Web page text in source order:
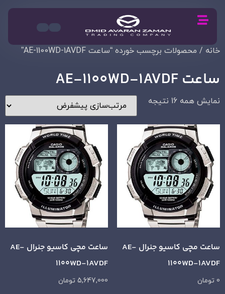
خانه / محصولات برچسب خورده “ساعت AE-1100WD-1AVDF”
ساعت AE-1100WD-1AVDF
نمایش همه 16 نتیجه
ساعت مچی کاسیو جنرال AE-
1100WD-1AVDF
0 تومان
ساعت مچی کاسیو جنرال AE-
1100WD-1AVDF
5,647,000 تومان